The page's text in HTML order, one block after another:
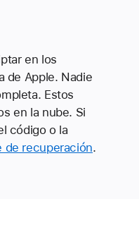
en los
de Apple. Nadie
Estos
en la nube. Si
código o la
de recuperación.